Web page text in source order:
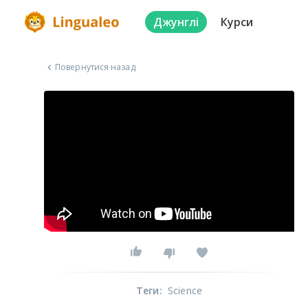
Джунглі Курси
Повернутися назад
Теги: Science